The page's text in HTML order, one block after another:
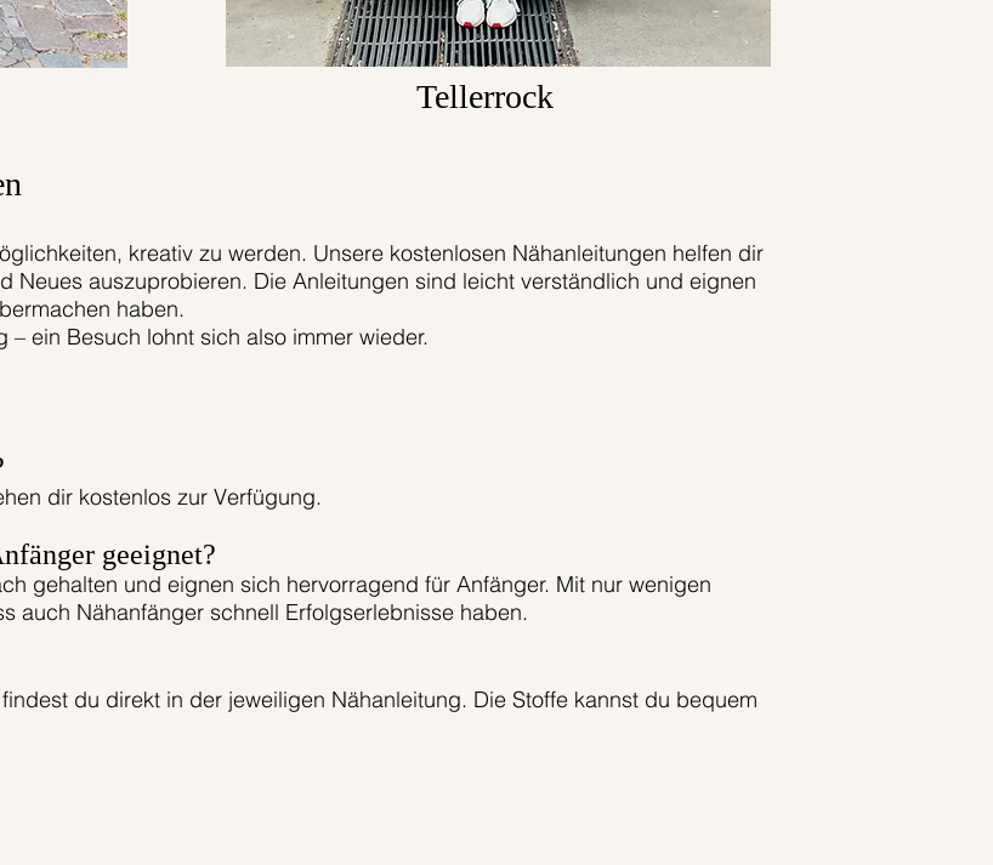
Tellerrock
kreativ zu werden. Unsere kostenlosen Nähanleitungen helfen dir
Neues auszuprobieren. Die Anleitungen sind leicht verständlich und eignen
haben.
ein Besuch lohnt sich also immer wieder.
dir kostenlos zur Verfügung.
geeignet?
gehalten und eignen sich hervorragend für Anfänger. Mit nur wenigen
auch Nähanfänger schnell Erfolgserlebnisse haben.
du direkt in der jeweiligen Nähanleitung. Die Stoffe kannst du bequem